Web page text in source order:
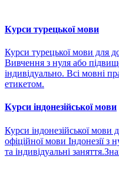
Курси турецької мови
Курси турецької мови для
Вивчення з нуля або
індивідуально. Всі мовні
етикетом.
Курси індонезійської мови
Курси індонезійської мови
офіційної мови Індонезії з
та індивідуальні